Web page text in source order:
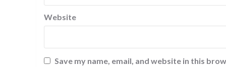
Website
Save my name, email, and website in this